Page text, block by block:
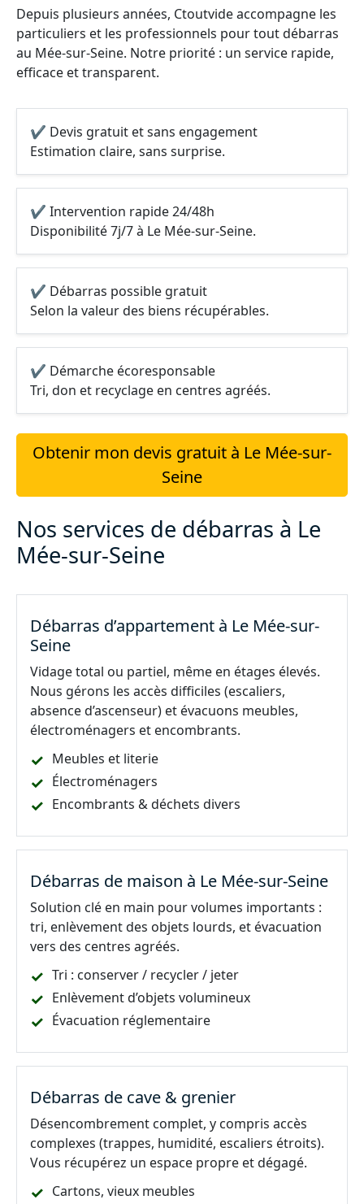
Depuis plusieurs années, Ctoutvide accompagne les
particuliers et les professionnels pour tout débarras
au Mée-sur-Seine. Notre priorité : un service rapide,
efficace et transparent.
✔ Devis gratuit et sans engagement
Estimation claire, sans surprise.
✔ Intervention rapide 24/48h
Disponibilité 7j/7 à Le Mée-sur-Seine.
✔ Débarras possible gratuit
Selon la valeur des biens récupérables.
✔ Démarche écoresponsable
Tri, don et recyclage en centres agréés.
Obtenir mon devis gratuit à Le Mée-sur-
Seine
Nos services de débarras à Le
Mée-sur-Seine
Débarras d’appartement à Le Mée-sur-
Seine
Vidage total ou partiel, même en étages élevés.
Nous gérons les accès difficiles (escaliers,
absence d’ascenseur) et évacuons meubles,
électroménagers et encombrants.
Meubles et literie
Électroménagers
Encombrants & déchets divers
Débarras de maison à Le Mée-sur-Seine
Solution clé en main pour volumes importants :
tri, enlèvement des objets lourds, et évacuation
vers des centres agréés.
Tri : conserver / recycler / jeter
Enlèvement d’objets volumineux
Évacuation réglementaire
Débarras de cave & grenier
Désencombrement complet, y compris accès
complexes (trappes, humidité, escaliers étroits).
Vous récupérez un espace propre et dégagé.
Cartons, vieux meubles